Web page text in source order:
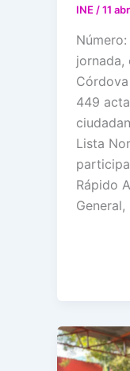
INE /11
jornada,
449
Lista
Rápido